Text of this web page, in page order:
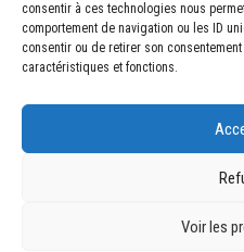
consentir à ces technologies nous
comportement de navigation ou les ID
consentir ou de retirer son
caractéristiques et fonctions.
Voir les
84, boulevard
CS 80221 - 63021